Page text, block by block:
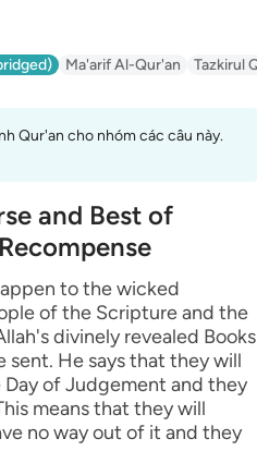
Ma'arif Al-Qur'an Tazkirul
Qur'an cho nhóm các câu này.
and Best of
to the wicked
of the Scripture and the
divinely revealed Books
sent. He says that they will
of Judgement and they
means that they will
no way out of it and they